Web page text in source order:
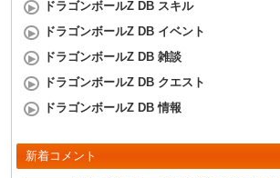
ドラゴンボールZ DB スキル
ドラゴンボールZ DB イベント
ドラゴンボールZ DB 雑談
ドラゴンボールZ DB クエスト
ドラゴンボールZ DB 情報
新着コメント